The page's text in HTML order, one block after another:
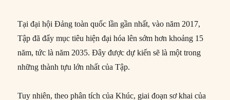
Tại đại hội Đảng toàn quốc lần gần nhất, vào năm 2017,
Tập đã đẩy mục tiêu hiện đại hóa lên sớm hơn khoảng 15
năm, tức là năm 2035. Đây được dự kiến sẽ là một trong
những thành tựu lớn nhất của Tập.
Tuy nhiên, theo phân tích của Khúc, giai đoạn sơ khai của